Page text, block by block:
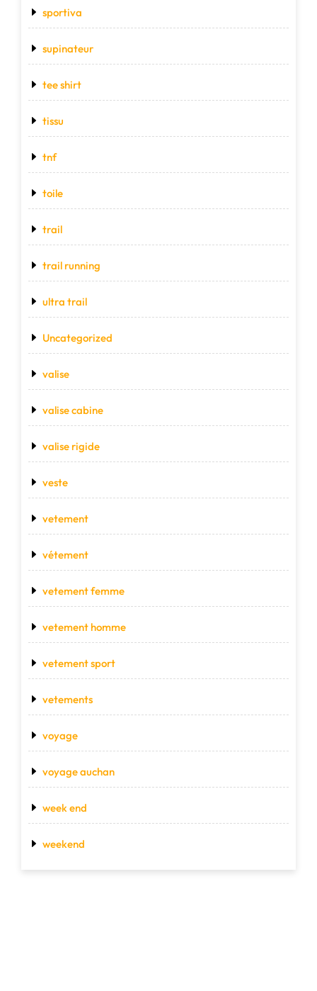
sportiva
supinateur
tee shirt
tissu
tnf
toile
trail
trail running
ultra trail
Uncategorized
valise
valise cabine
valise rigide
veste
vetement
vétement
vetement femme
vetement homme
vetement sport
vetements
voyage
voyage auchan
week end
weekend